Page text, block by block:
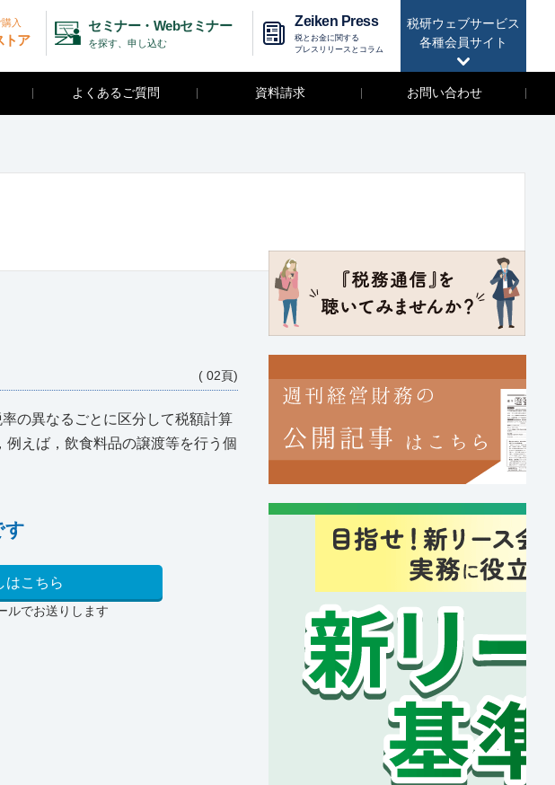
税研ウェブサービス
各種会員サイト
入
トア
セミナー・Webセミナー
を探す、申し込む
Zeiken Press
税とお金に関する
プレスリリースとコラム
よくあるご質問 資料請求 お問い合わせ
( 02頁)
の異なるごとに区分して税額計算
えば，飲食料品の譲渡等を行う個
す
はこちら
ルでお送りします